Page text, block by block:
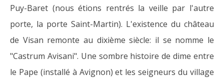
Puy-Baret (nous étions rentrés la veille par l'autre
porte, la porte Saint-Martin). L'existence du château
de Visan remonte au dixième siècle: il se nomme le
"Castrum Avisani". Une sombre histoire de dime entre
le Pape (installé à Avignon) et les seigneurs du village